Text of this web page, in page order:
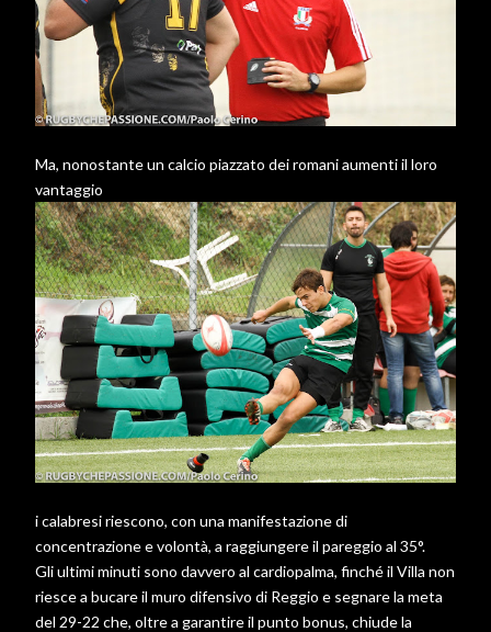
Ma, nonostante un calcio piazzato dei romani aumenti il loro
vantaggio
i calabresi riescono, con una manifestazione di
concentrazione e volontà, a raggiungere il pareggio al 35°.
Gli ultimi minuti sono davvero al cardiopalma, finché il Villa non
riesce a bucare il muro difensivo di Reggio e segnare la meta
del 29-22 che, oltre a garantire il punto bonus, chiude la